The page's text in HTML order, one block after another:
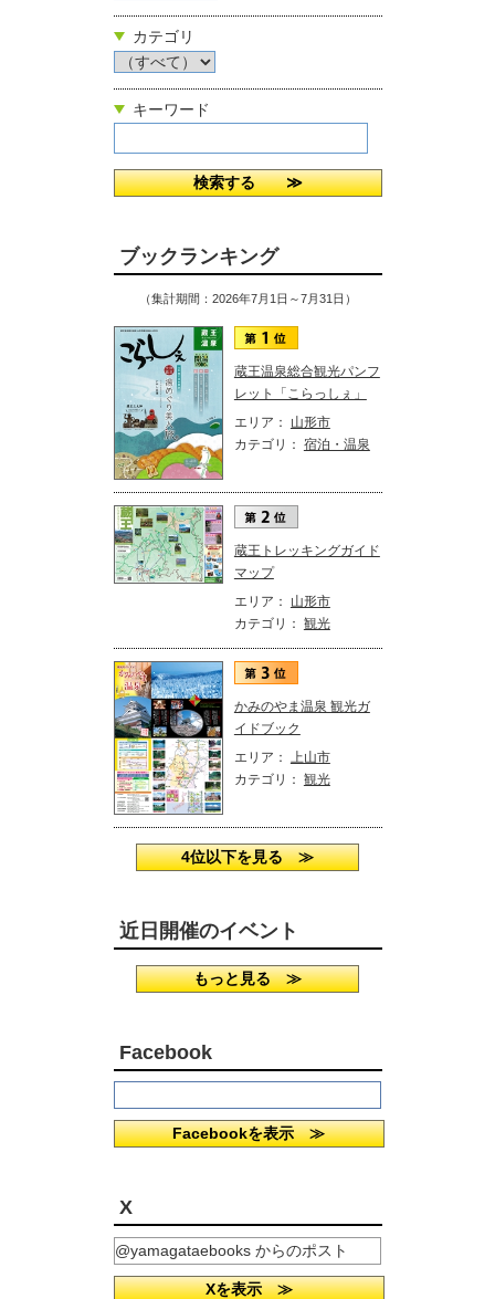
カテゴリ
キーワード
ブックランキング
（集計期間：2026年7月1日～7月31日）
蔵王温泉総合観光パンフ
レット「こらっしぇ」
エリア： 山形市
カテゴリ： 宿泊・温泉
蔵王トレッキングガイド
マップ
エリア： 山形市
カテゴリ： 観光
かみのやま温泉 観光ガ
イドブック
エリア：
上山市
カテゴリ： 観光
4位以下を見る ≫
近日開催のイベント
もっと見る ≫
Facebook
Facebookを表示 ≫
X
@yamagataebooks からのポスト
Xを表示 ≫